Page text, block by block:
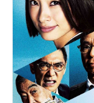
影城公告
影城活動
中獎名單